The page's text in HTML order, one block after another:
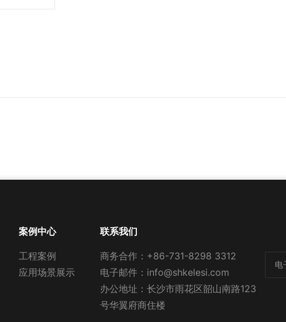
案例中心
工程案例
应用场景展示
联系我们
商务合作： +86-731-8298 3312
电子邮件： info@shkelesi.com
办公地址：长沙市雨花区韶山南路123
号华翼府商住楼